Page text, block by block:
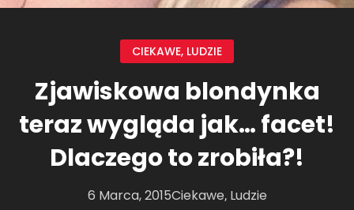
CIEKAWE, LUDZIE
Zjawiskowa blondynka
teraz wygląda jak… facet!
Dlaczego to zrobiła?!
6 Marca, 2015Ciekawe, Ludzie